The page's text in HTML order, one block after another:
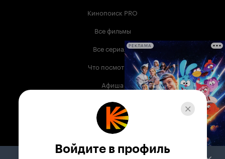
Кинопоиск PRO
Все фильмы
Все сериалы
Что посмотреть
Афиша
Музыка
Телепрограмма
Служба поддержки
РЕКЛАМА
Войдите в профиль